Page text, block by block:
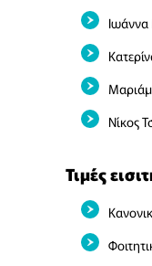
Νίκος
Τιμές